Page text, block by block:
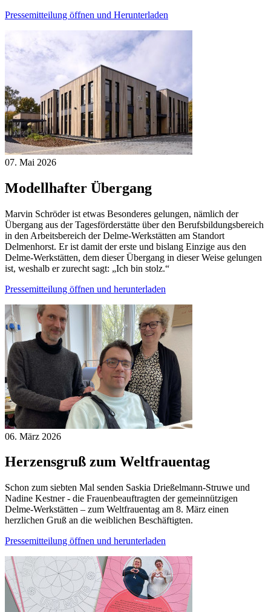
Pressemitteilung öffnen und Herunterladen
07. Mai 2026
Modellhafter Übergang
Marvin Schröder ist etwas Besonderes gelungen, nämlich der
Übergang aus der Tagesförderstätte über den Berufsbildungsbereich
in den Arbeitsbereich der Delme-Werkstätten am Standort
Delmenhorst. Er ist damit der erste und bislang Einzige aus den
Delme-Werkstätten, dem dieser Übergang in dieser Weise gelungen
ist, weshalb er zurecht sagt: „Ich bin stolz.“
Pressemitteilung öffnen und herunterladen
06. März 2026
Herzensgruß zum Weltfrauentag
Schon zum siebten Mal senden Saskia Drießelmann-Struwe und
Nadine Kestner - die Frauenbeauftragten der gemeinnützigen
Delme-Werkstätten – zum Weltfrauentag am 8. März einen
herzlichen Gruß an die weiblichen Beschäftigten.
Pressemitteilung öffnen und herunterladen